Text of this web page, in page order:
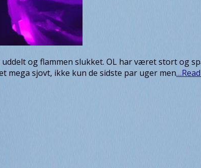
og flammen slukket. OL har været stort og
mega sjovt, ikke kun de sidste par uger men